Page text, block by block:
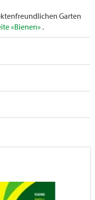
Garten
«Bienen» .